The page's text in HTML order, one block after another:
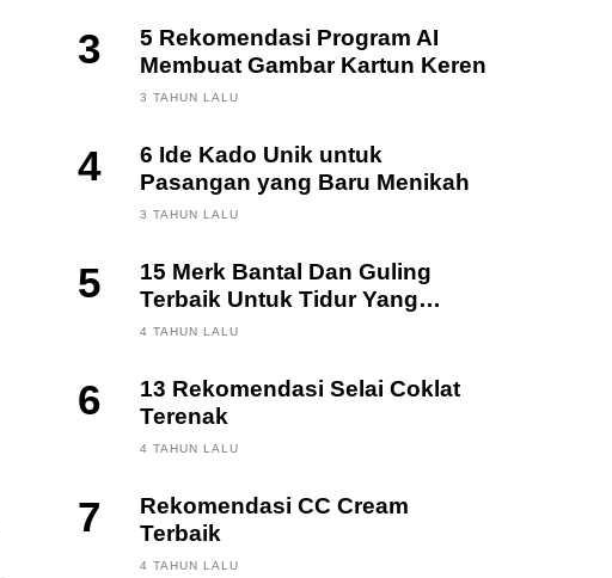
3
5 Rekomendasi Program AI
Membuat Gambar Kartun Keren
3 TAHUN LALU
4
6 Ide Kado Unik untuk
Pasangan yang Baru Menikah
3 TAHUN LALU
5
15 Merk Bantal Dan Guling
Terbaik Untuk Tidur Yang
Berkualitas
4 TAHUN LALU
6
13 Rekomendasi Selai Coklat
Terenak
4 TAHUN LALU
7
Rekomendasi CC Cream
Terbaik
4 TAHUN LALU